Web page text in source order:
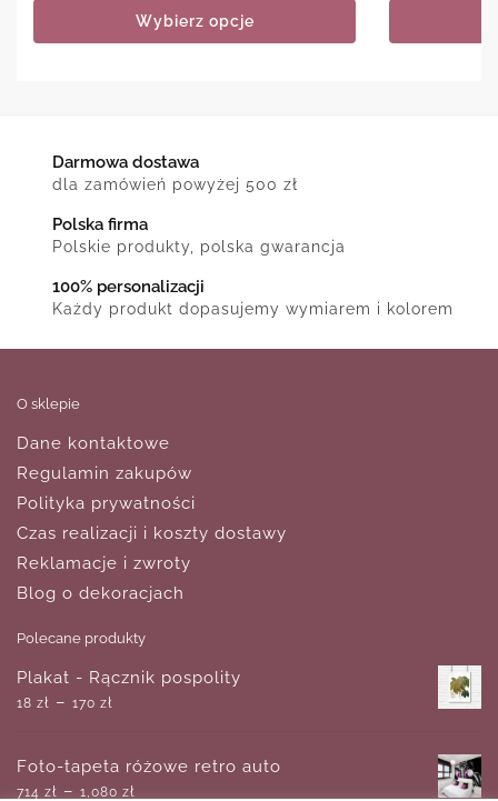
Wybierz opcje
Darmowa dostawa
dla zamówień powyżej 500 zł
Polska firma
Polskie produkty, polska gwarancja
100% personalizacji
Każdy produkt dopasujemy wymiarem i kolorem
O sklepie
Dane kontaktowe
Regulamin zakupów
Polityka prywatności
Czas realizacji i koszty dostawy
Reklamacje i zwroty
Blog o dekoracjach
Polecane produkty
Plakat - Rącznik pospolity
18 zł – 170 zł
Foto-tapeta różowe retro auto
714 zł – 1,080 zł